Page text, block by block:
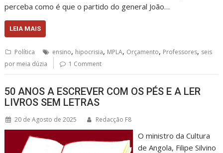
perceba como é que o partido do general João…
LEIA MAIS
Política ensino, hipocrisia, MPLA, Orçamento, Professores, seis
por meia dúzia
1 Comment
50 ANOS A ESCREVER COM OS PÉS E A LER
LIVROS SEM LETRAS
20 de Agosto de 2025 Redacção F8
O ministro da Cultura
de Angola, Filipe Silvino